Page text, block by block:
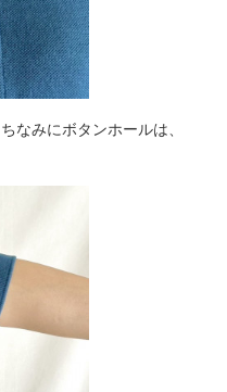
なみにボタンホールは、